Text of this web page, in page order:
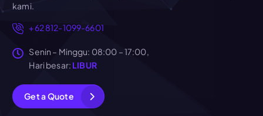
kami.
+62 812-1099-6601
Senin – Minggu: 08:00 – 17:00,
Hari besar: LIBUR
GetaQuote